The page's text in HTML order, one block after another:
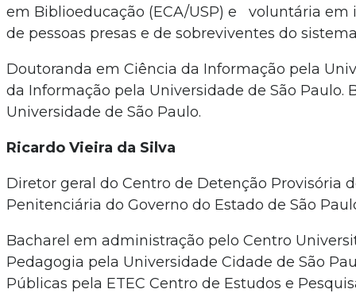
em Biblioeducação (ECA/USP) e voluntária em
de pessoas presas e de sobreviventes do
Doutoranda em Ciência da Informação pela
da Informação pela Universidade de São
Universidade de São Paulo.
Ricardo Vieira da Silva
Diretor geral do Centro de Detenção Provisória
Penitenciária do Governo do Estado de São
Bacharel em administração pelo Centro
Pedagogia pela Universidade Cidade de São
Públicas pela ETEC Centro de Estudos e